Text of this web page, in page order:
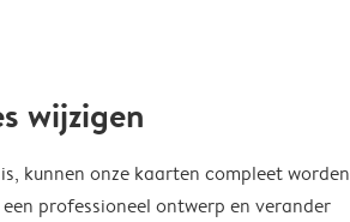
wijzigen
kunnen onze kaarten compleet worden
professioneel ontwerp en verander